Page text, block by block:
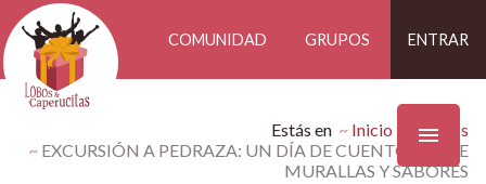
COMUNIDAD GRUPOS ENTRAR
Estás en Inicio
Eventos
EXCURSIÓN A PEDRAZA: UN DÍA DE CUENTO ENTRE
MURALLAS Y SABORES